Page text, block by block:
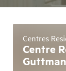
Centres
Centre